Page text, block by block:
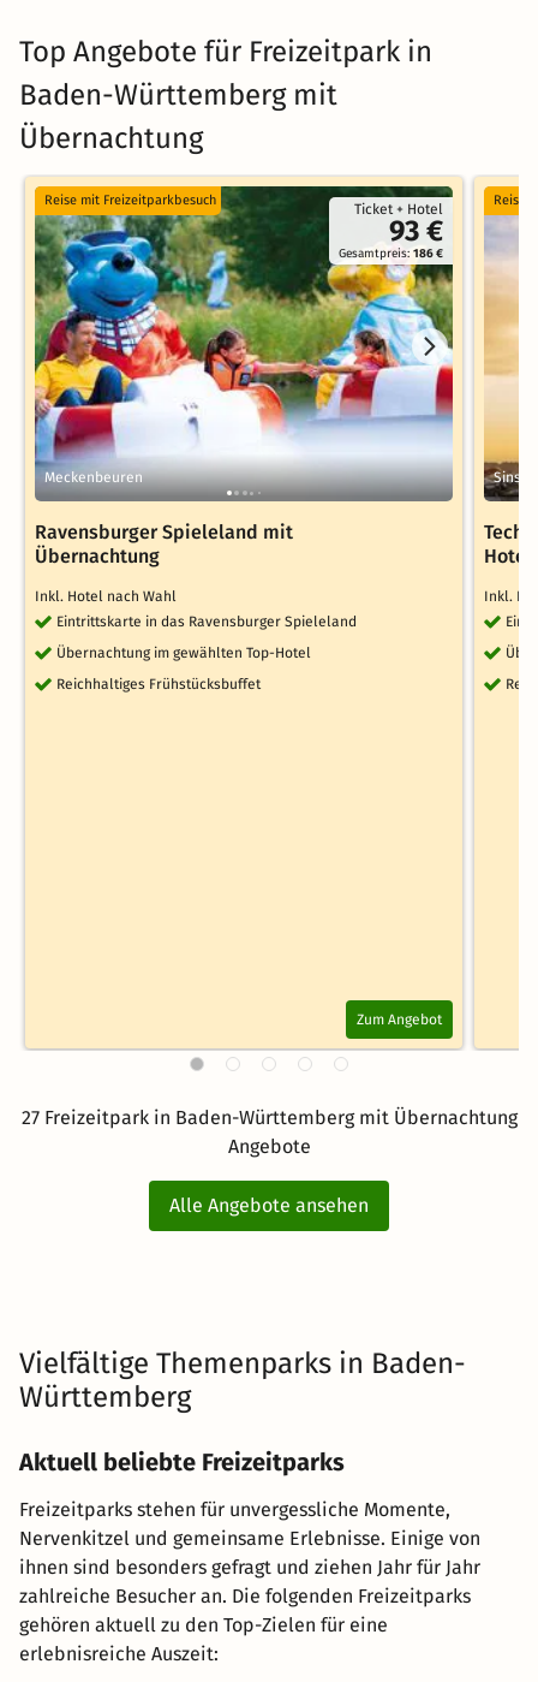
Top Angebote für Freizeitpark in
Baden-Württemberg mit
Übernachtung
Ticket + Hotel
93 €
Gesamtpreis:186 €
Reise mit Freizeitparkbesuch
Meckenbeuren
Ravensburger Spieleland mit
Übernachtung
Inkl. Hotel nach Wahl
Eintrittskarte in das Ravensburger Spieleland
Übernachtung im gewählten Top-Hotel
Reichhaltiges Frühstücksbuffet
Zum Angebot
Reise
Hotel
Inkl.
27 Freizeitpark in Baden-Württemberg mit Übernachtung
Angebote
Alle Angebote ansehen
Vielfältige Themenparks in Baden-
Württemberg
Aktuell beliebte Freizeitparks
Freizeitparks stehen für unvergessliche Momente,
Nervenkitzel und gemeinsame Erlebnisse. Einige von
ihnen sind besonders gefragt und ziehen Jahr für Jahr
zahlreiche Besucher an. Die folgenden Freizeitparks
gehören aktuell zu den Top-Zielen für eine
erlebnisreiche Auszeit: